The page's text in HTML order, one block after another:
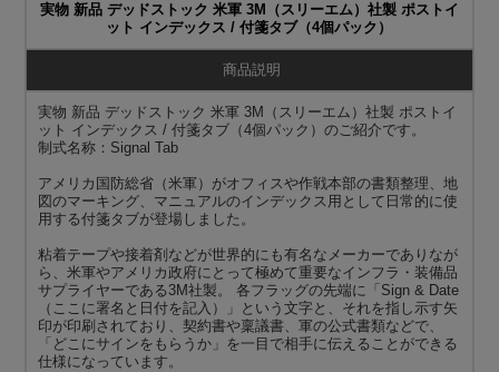
実物 新品 デッドストック 米軍 3M（スリーエム）社製 ポストイ
ット インデックス / 付箋タブ（4個パック）
商品説明
実物 新品 デッドストック 米軍 3M（スリーエム）社製 ポストイ
ット インデックス / 付箋タブ（4個パック）のご紹介です。
制式名称：Signal Tab
アメリカ国防総省（米軍）がオフィスや作戦本部の書類整理、地
図のマーキング、マニュアルのインデックス用として日常的に使
用する付箋タブが登場しました。
粘着テープや接着剤などが世界的にも有名なメーカーでありなが
ら、米軍やアメリカ政府にとって極めて重要なインフラ・装備品
サプライヤーである3M社製。 各フラッグの先端に「Sign & Date
（ここに署名と日付を記入）」という文字と、それを指し示す矢
印が印刷されており、契約書や稟議書、軍の公式書類などで、
「どこにサインをもらうか」を一目で相手に伝えることができる
仕様になっています。